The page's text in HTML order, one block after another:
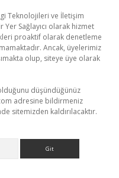
Teknolojileri ve İletişim
Yer Sağlayıcı olarak hizmet
proaktif olarak denetleme
Ancak, üyelerimiz
olup, siteye üye olarak
düşündüğünüz
adresine bildirmeniz
sitemizden kaldırılacaktır.